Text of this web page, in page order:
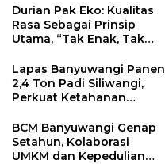
Donor Darah
Durian Pak Eko: Kualitas
Rasa Sebagai Prinsip
Utama, “Tak Enak, Tak
Lapas Banyuwangi Panen
2,4 Ton Padi Siliwangi,
Perkuat Ketahanan
BCM Banyuwangi Genap
Setahun, Kolaborasi
UMKM dan Kepedulian